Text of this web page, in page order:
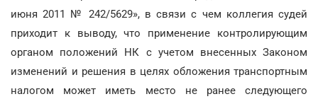
июня 2011 № 242/5629», в связи с чем коллегия судей
приходит к выводу, что применение контролирующим
органом положений НК с учетом внесенных Законом
изменений и решения в целях обложения транспортным
налогом может иметь место не ранее следующего